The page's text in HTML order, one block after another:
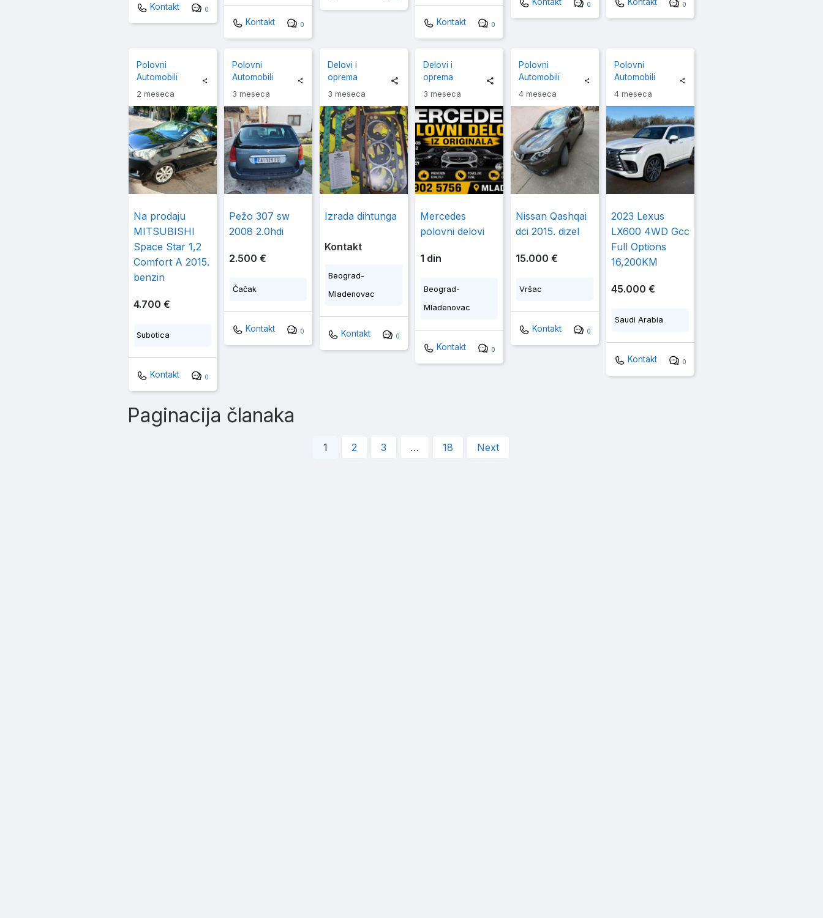
Kontakt 0
Kontakt 0 Kontakt 0
Kontakt 0 Kontakt 0
Polovni
Automobili
2 meseca
Na prodaju
MITSUBISHI
Space Star 1,2
Comfort A 2015.
benzin
4.700 €
Subotica
Kontakt 0
Polovni
Automobili
3 meseca
Pežo 307 sw
2008 2.0hdi
2.500 €
Čačak
Kontakt 0
Delovi i
oprema
3 meseca
Izrada dihtunga
Kontakt
Beograd-
Mladenovac
Kontakt 0
Delovi i
oprema
3 meseca
Mercedes
polovni delovi
1 din
Beograd-
Mladenovac
Kontakt 0
Polovni
Automobili
4 meseca
Nissan Qashqai
dci 2015. dizel
15.000 €
Vršac
Kontakt 0
Polovni
Automobili
4 meseca
2023 Lexus
LX600 4WD Gcc
Full Options
16,200KM
45.000 €
Saudi Arabia
Kontakt 0
Paginacija članaka
1 2 3 … 18 Next